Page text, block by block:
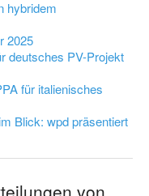
hybridem
2025
deutsches PV-Projekt
für italienisches
Blick: wpd präsentiert